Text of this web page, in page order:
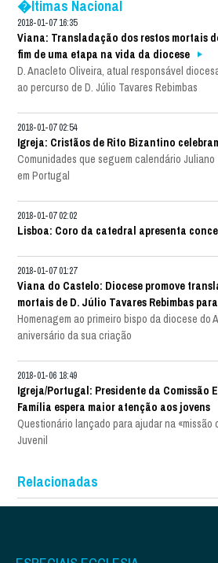
�ltimas Nacional
2018-01-07 16:35
Viana: Transladação dos restos mortais
fim de uma etapa na vida da diocese
D. Anacleto Oliveira, atual responsável
ao percurso de D. Júlio Tavares Rebimbas
2018-01-07 02:54
Igreja: Cristãos de Rito Bizantino
Comunidades que seguem calendário Juliano
em Portugal
2018-01-07 02:02
Lisboa: Coro da catedral apresenta
2018-01-07 01:27
Viana do Castelo: Diocese promove
mortais de D. Júlio Tavares Rebimbas
Homenagem ao primeiro bispo da diocese do
aniversário da sua criação
2018-01-06 18:49
Igreja/Portugal: Presidente da Comissão
Família espera maior atenção aos jovens
Questionário lançado para ajudar na «missão
Juvenil
Relacionadas